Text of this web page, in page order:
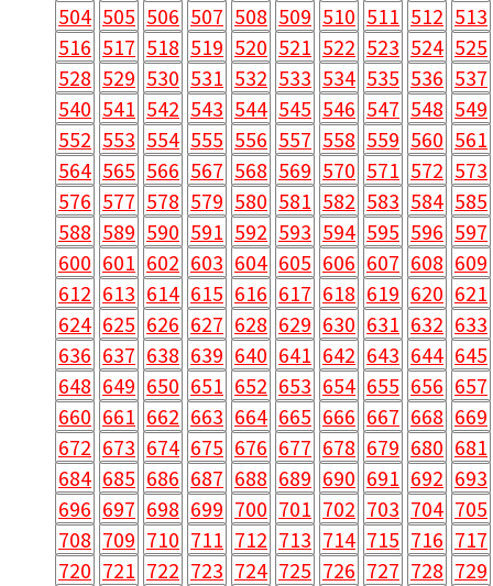
504 505 506 507 508 509 510 511 512 513
516 517 518 519 520 521 522 523 524 525
528 529 530 531 532 533 534 535 536 537
540 541 542 543 544 545 546 547 548 549
552 553 554 555 556 557 558 559 560 561
564 565 566 567 568 569 570 571 572 573
576 577 578 579 580 581 582 583 584 585
588 589 590 591 592 593 594 595 596 597
600 601 602 603 604 605 606 607 608 609
612 613 614 615 616 617 618 619 620 621
624 625 626 627 628 629 630 631 632 633
636 637 638 639 640 641 642 643 644 645
648 649 650 651 652 653 654 655 656 657
660 661 662 663 664 665 666 667 668 669
672 673 674 675 676 677 678 679 680 681
684 685 686 687 688 689 690 691 692 693
696 697 698 699 700 701 702 703 704 705
708 709 710 711 712 713 714 715 716 717
720 721 722 723 724 725 726 727 728 729